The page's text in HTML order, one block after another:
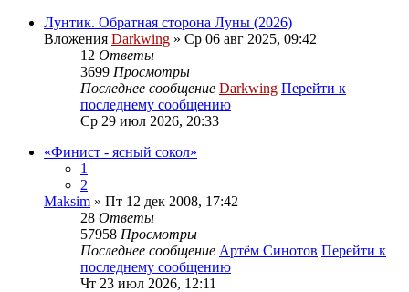
Лунтик. Обратная сторона Луны (2026)
Вложения Darkwing » Ср 06 авг 2025, 09:42
12 Ответы
3699 Просмотры
Последнее сообщение Darkwing Перейти к
последнему сообщению
Ср 29 июл 2026, 20:33
«Финист - ясный сокол»
1
2
Maksim » Пт 12 дек 2008, 17:42
28 Ответы
57958 Просмотры
Последнее сообщение Артём Синотов Перейти к
последнему сообщению
Чт 23 июл 2026, 12:11